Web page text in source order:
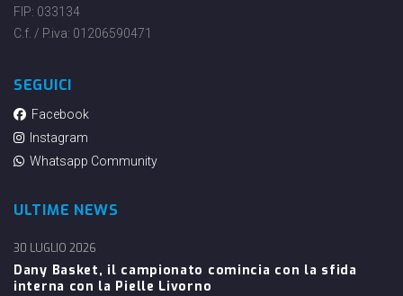
FIP: 033134
C.f. / P.iva: 01206590471
SEGUICI
Facebook
Instagram
Whatsapp Community
ULTIME NEWS
Dany Basket, il campionato comincia con la sfida
interna con la Pielle Livorno
30 LUGLIO 2026